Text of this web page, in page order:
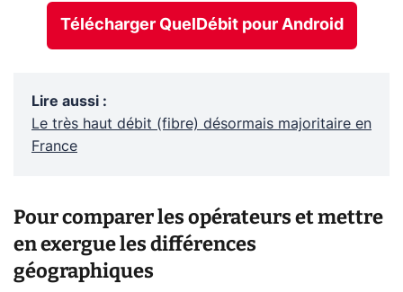
Télécharger QuelDébit pour Android
Lire aussi :
Le très haut débit (fibre) désormais majoritaire en
France
Pour comparer les opérateurs et mettre
en exergue les différences
géographiques